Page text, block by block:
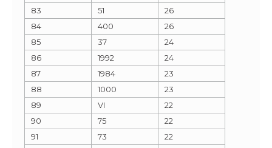
83
51
26
84
400
26
85
37
24
86
1992
24
87
1984
23
88
1000
23
89
VI
22
90
75
22
91
73
22